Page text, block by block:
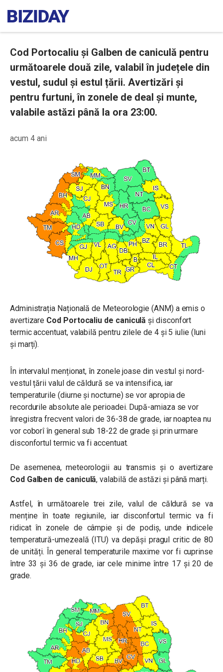
Cod Portocaliu și Galben de caniculă pentru
următoarele două zile, valabil în județele din
vestul, sudul și estul țării. Avertizări și
pentru furtuni, în zonele de deal și munte,
valabile astăzi până la ora 23:00.
acum 4 ani
Administrația Națională de Meteorologie (ANM) a emis o
avertizare Cod Portocaliu de caniculăși disconfort
termic accentuat, valabilă pentru zilele de 4 și 5 iulie (luni
și marți).
În intervalul menționat, în zonele joase din vestul și nord-
vestul țării valul de căldură se va intensifica, iar
temperaturile (diurne și nocturne) se vor apropia de
recordurile absolute ale perioadei. După-amiaza se vor
înregistra frecvent valori de 36-38 de grade, iar noaptea nu
vor coborî în general sub 18-22 de grade și prin urmare
disconfortul termic va fi accentuat.
De asemenea, meteorologii au transmis și o avertizare
Cod Galben de caniculă, valabilă de astăzi și până marți.
Astfel, în următoarele trei zile,valul de căldură se va
menține în toate regiunile, iar disconfortul termic va fi
ridicatîn zonele de câmpie și de podiș, unde indicele
temperatură-umezeală (ITU) va depăși pragul critic de 80
de unități. În general temperaturile maxime vor fi cuprinse
între 33 și 36 de grade, iar cele minime între 17 și 20 de
grade.